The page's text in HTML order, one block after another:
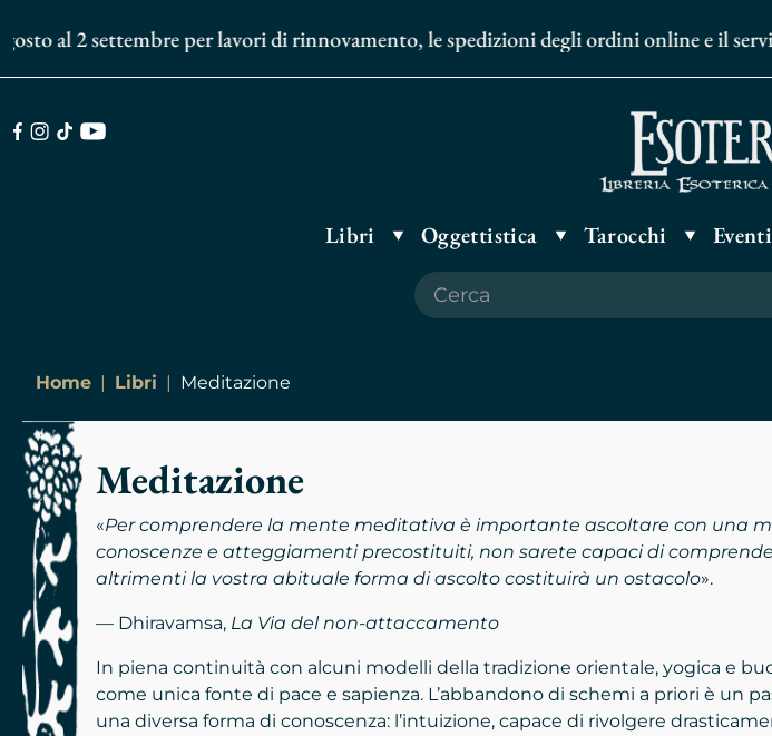
2 settembre per lavori di rinnovamento, le spedizioni degli ordini online e il servizio
Libri Oggettistica Tarocchi Eventi
Home Libri Meditazione
Meditazione
«Per comprendere la mente meditativa è importante ascoltare con una
conoscenze e atteggiamenti precostituiti, non sarete capaci di
altrimenti la vostra abituale forma di ascolto costituirà un ostacolo».
— Dhiravamsa, La Via del non-attaccamento
In piena continuità con alcuni modelli della tradizione orientale, yogica e
come unica fonte di pace e sapienza. L’abbandono di schemi a priori è un
una diversa forma di conoscenza: l’intuizione, capace di rivolgere